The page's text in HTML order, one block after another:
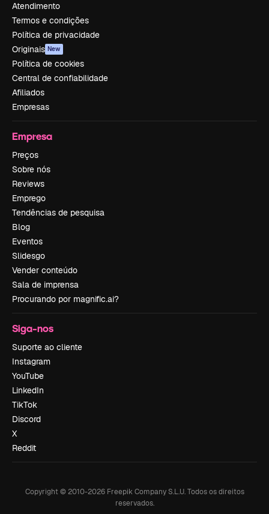
Atendimento
Termos e condições
Política de privacidade
Originais New
Política de cookies
Central de confiabilidade
Afiliados
Empresas
Empresa
Preços
Sobre nós
Reviews
Emprego
Tendências de pesquisa
Blog
Eventos
Slidesgo
Vender conteúdo
Sala de imprensa
Procurando por magnific.ai?
Siga-nos
Suporte ao cliente
Instagram
YouTube
LinkedIn
TikTok
Discord
X
Reddit
Copyright © 2010-2026Freepik Company S.L.U. Todos os direitos
reservados.